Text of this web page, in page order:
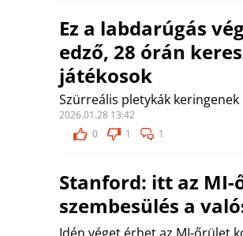
Ez a labdarúgás
edző, 28 órán
játékosok
Szürreális pletykák
2026.01.28 13:42
0
1 1
Stanford: itt az MI-
szembesülés a